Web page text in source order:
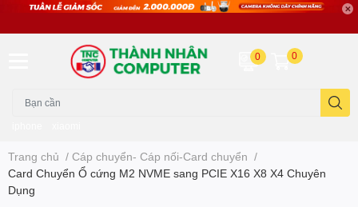
0 0
Trang chủ / Cáp chuyển- Cáp nối-Card chuyển /
Card Chuyển Ổ cứng M2 NVME sang PCIE X16 X8 X4 Chuyên
Dụng